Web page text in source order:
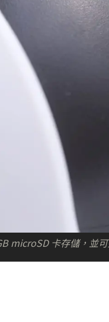
microSD 卡存儲，並